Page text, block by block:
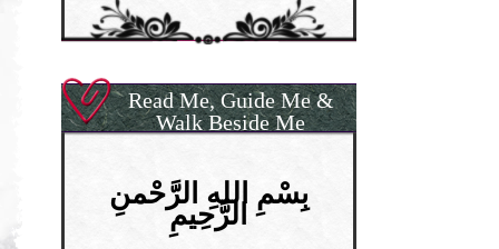
Read Me, Guide Me &
Walk Beside Me
بِسْمِ اللهِ الرَّحْمنِ
الرَّحِيمِ